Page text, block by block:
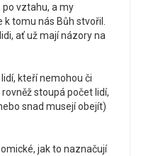
vztahu, a my
tomu nás Bůh stvořil.
ať už mají názory na
kteří nemohou či
stoupá počet lidí,
snad musejí obejít)
jak to naznačují